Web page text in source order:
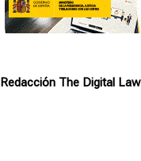
Redacción The Digital Law